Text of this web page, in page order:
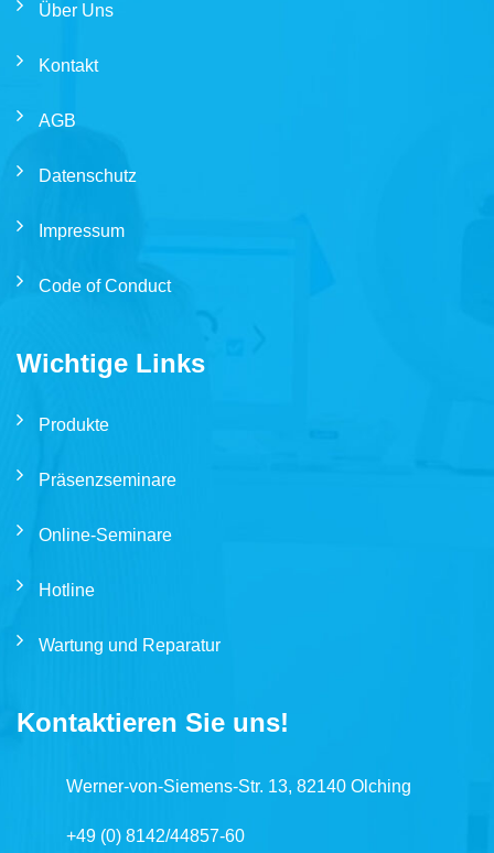
Über Uns
Kontakt
AGB
Datenschutz
Impressum
Code of Conduct
Wichtige Links
Produkte
Präsenzseminare
Online-Seminare
Hotline
Wartung und Reparatur
Kontaktieren Sie uns!
Werner-von-Siemens-Str. 13, 82140 Olching
+49 (0) 8142/44857-60